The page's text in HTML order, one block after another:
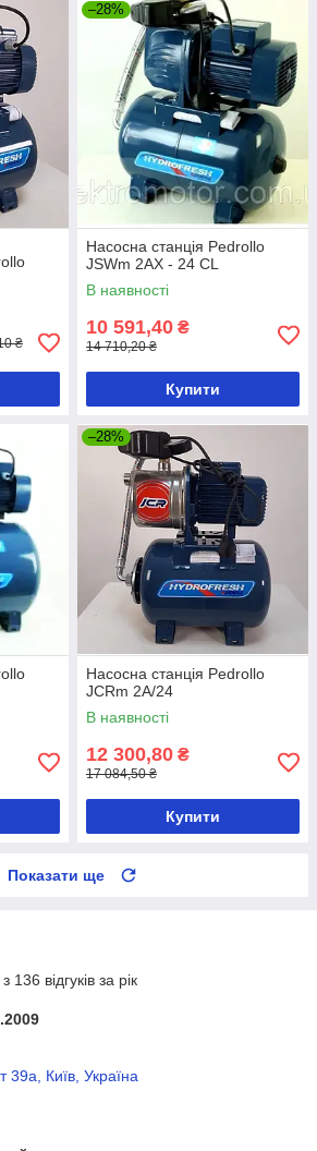
₴
–28%
Насосна станція Pedrollo
JSWm 2AX - 24 CL
В наявності
10 591,40 ₴
14 710,20 ₴
Купити
–28%
Насосна станція Pedrollo
JCRm 2A/24
В наявності
12 300,80 ₴
17 084,50 ₴
Купити
Показати ще
відгуків за рік
39а, Київ, Україна